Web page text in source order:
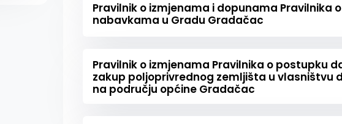
Pravilnik o izmjenama i dopunama Pravilnika
nabavkama u Gradu Gradačac
Pravilnik o izmjenama Pravilnika o postupku
zakup poljoprivrednog zemljišta u vlasništvu
na području općine Gradačac